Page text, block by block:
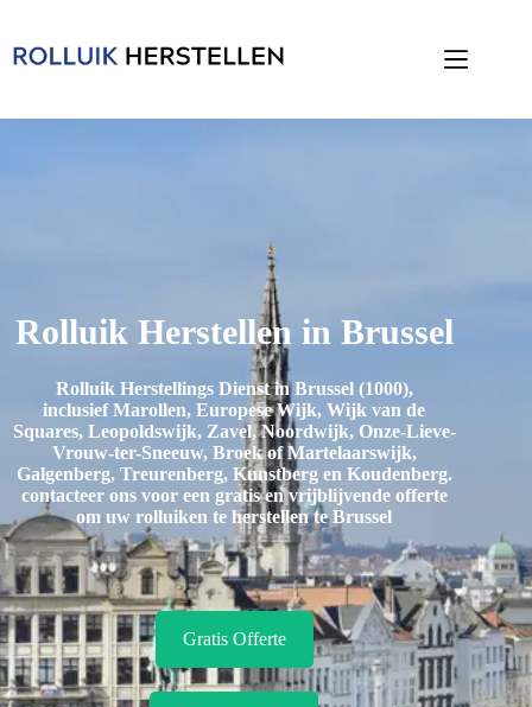
Rolluik Herstellen in Brussel
Rolluik Herstellings Dienst in Brussel (1000),
inclusiefMarollen, Europese Wijk, Wijk van de
Squares, Leopoldswijk, Zavel, Noordwijk, Onze-Lieve-
Vrouw-ter-Sneeuw, Broek of Martelaarswijk,
Galgenberg, Treurenberg, Kunstberg en Koudenberg.
contacteer ons voor een gratis en vrijblijvende offerte
om uw rolluiken te herstellen te Brussel
Gratis Offerte